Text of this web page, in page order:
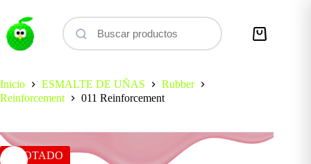
contenido
Carro
Inicio
ESMALTE DE UÑAS
Rubber
Reinforcement
011 Reinforcement
AGOTADO